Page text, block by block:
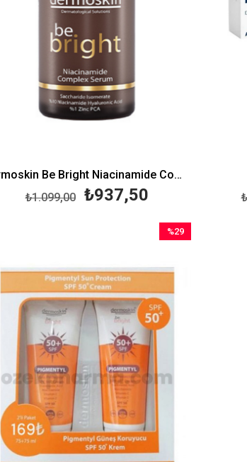
Dermoskin Be Bright Niacinamide Complex Serum 30 ml
₺937,50
₺1.099,00
%29
%29İndirim